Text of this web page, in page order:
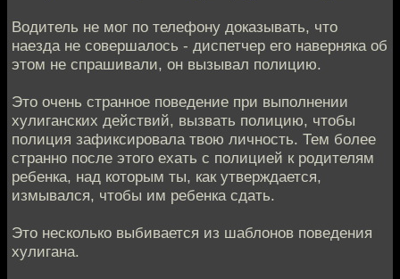
Водитель не мог по телефону доказывать, что
наезда не совершалось - диспетчер его наверняка об
этом не спрашивали, он вызывал полицию.
Это очень странное поведение при выполнении
хулиганских действий, вызвать полицию, чтобы
полиция зафиксировала твою личность. Тем более
странно после этого ехать с полицией к родителям
ребенка, над которым ты, как утверждается,
измывался, чтобы им ребенка сдать.
Это несколько выбивается из шаблонов поведения
хулигана.